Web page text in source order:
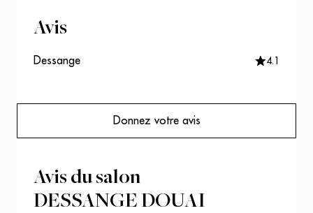
Avis du salon
DESSANGE DOUAI
Avis
Dessange 4.1
Donnez votre avis